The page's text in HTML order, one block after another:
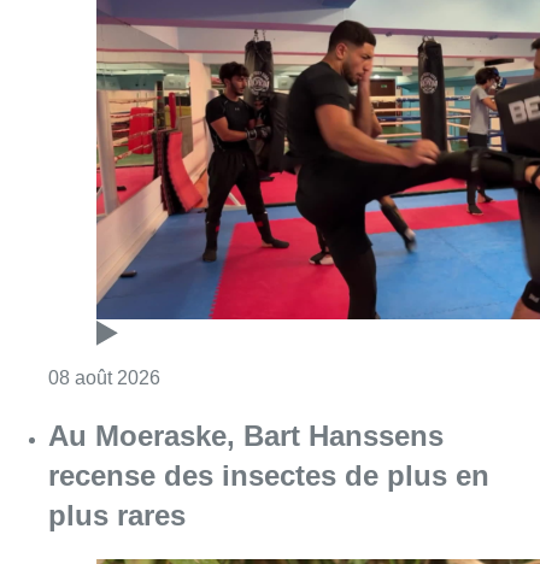
08 août 2026Consulter l'article "Un nouveau club de
Au Moeraske, Bart Hanssens
recense des insectes de plus en
plus rares